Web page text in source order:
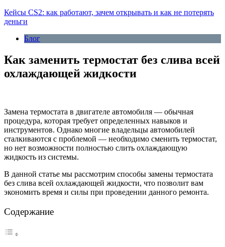
Кейсы CS2: как работают, зачем открывать и как не потерять
деньги
Блог
Как заменить термостат без слива всей
охлаждающей жидкости
Замена термостата в двигателе автомобиля — обычная
процедура, которая требует определенных навыков и
инструментов. Однако многие владельцы автомобилей
сталкиваются с проблемой — необходимо сменить термостат,
но нет возможности полностью слить охлаждающую
жидкость из системы.
В данной статье мы рассмотрим способы замены термостата
без слива всей охлаждающей жидкости, что позволит вам
экономить время и силы при проведении данного ремонта.
Содержание